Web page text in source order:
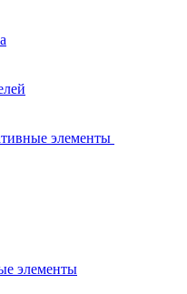
элементы
элементы